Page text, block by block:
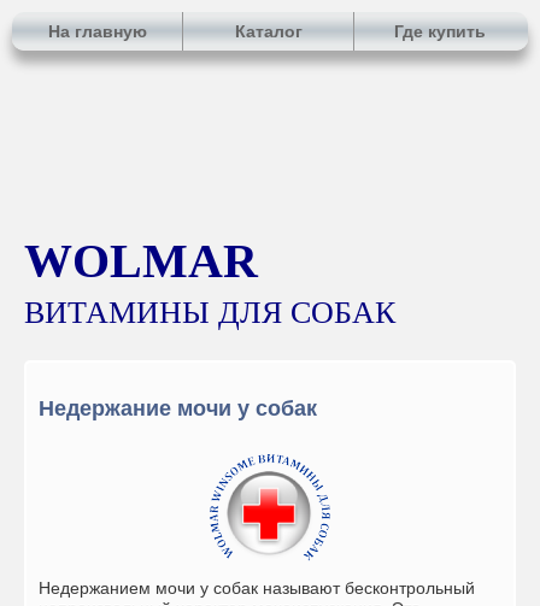
На главную Каталог Где купить
WOLMAR
ВИТАМИНЫ ДЛЯ СОБАК
Недержание мочи у собак
Недержанием мочи у собак называют бесконтрольный